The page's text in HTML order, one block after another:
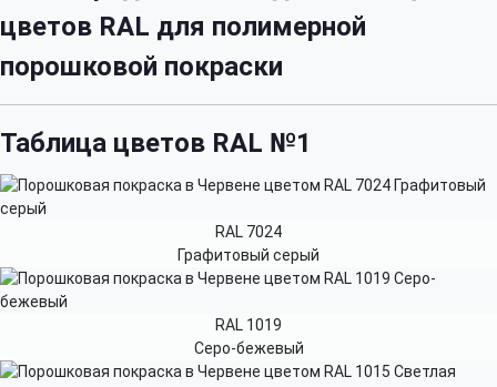
цветов RAL для полимерной
порошковой покраски
Таблица цветов RAL №1
RAL 7024
Графитовый серый
RAL 1019
Серо-бежевый